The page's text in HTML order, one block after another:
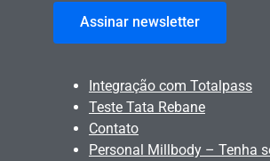
Assinar newsletter
Integração com Totalpass
Teste Tata Rebane
Contato
Personal Millbody – Tenha